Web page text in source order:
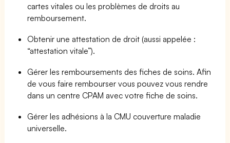
cartes vitales ou les problèmes de droits au
remboursement.
Obtenir une attestation de droit (aussi appelée :
“attestation vitale”).
Gérer les remboursements des fiches de soins. Afin
de vous faire rembourser vous pouvez vous rendre
dans un centre CPAM avec votre fiche de soins.
Gérer les adhésions à la CMU couverture maladie
universelle.